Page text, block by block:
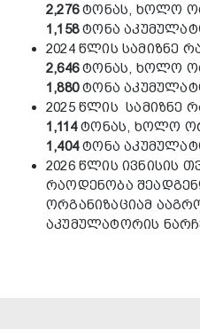
2,276ტონას, ხოლო
1,158ტონა
2024 წლის სამიზნე
2,646ტონას, ხოლო
1,880ტონა
2025 წლის სამიზნე
1,114ტონას, ხოლო
1,404ტონა
2026 წლის ივნისის
რაოდენობა
ორგანიზაციამ
აკუმულატორის